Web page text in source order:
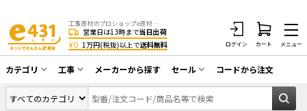
工事資材のプロショップe資材 CATV・アンテナ・防犯・光・LAN・電気・空調工事など
営業日は13時まで当日出荷
¥0 1万円(税抜)以上で送料無料 ログイン カート メニュー
カテゴリ
同軸ケーブル／テレビ用接栓／関連工具
工事
CATV・アンテナ工事
メーカーから探す セール
在庫一掃セール
コードから注文